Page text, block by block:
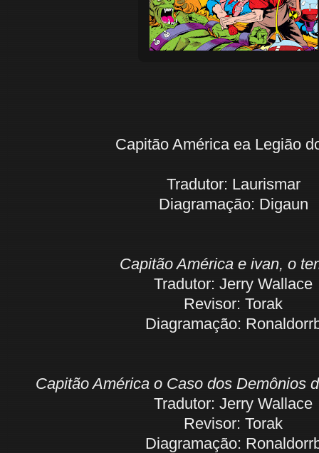
Capitão América ea Legião
Tradutor: Laurismar
Diagramação: Digaun
Capitão América e ivan, o
Tradutor: Jerry Wallace
Revisor: Torak
Diagramação:
Capitão América o Caso dos Demônios
Tradutor: Jerry Wallace
Revisor: Torak
Diagramação: